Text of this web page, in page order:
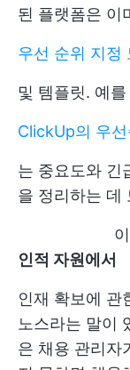
된 플랫폼은 이
우선 순위 지정
및 템플릿. 예를
ClickUp의 우
는 중요도와 긴
을 정리하는 데
인적 자원 에서
인재 확보에 관
노스라는 말이
은 채용 관리자